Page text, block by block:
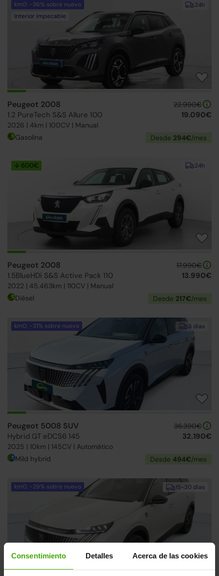
Consentimiento Detalles Acerca de las cookies
24h
km0: -36% sobre nuevo
Interior impecable
Peugeot 2008
1.2 PureTech S&S Allure 100
2026 | 4km | 100CV | Manual
22.990€
19.090€
Gasolina Desde 294€/mes
24h
↓ 600€
Peugeot 2008
1.5BlueHDi S&S Active Pack 110
2022 | 45.463km | 110CV | Manual
17.990€
13.990€
Diésel Desde 217€/mes
3 días
km0: -31% sobre nuevo
Peugeot 5008 SUV
Hybrid GT eDCS6 145
2025 | 10km | 145CV | Automático
36.390€
32.190€
Mild hybrid Desde 494€/mes
15-20 días
km0: -29% sobre nuevo